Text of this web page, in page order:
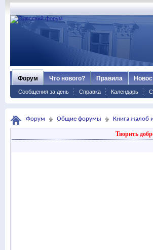
Форум
Сообщения за день Справка Календарь
Что нового? Правила
Форум Общие форумы Книга жалоб
Творить